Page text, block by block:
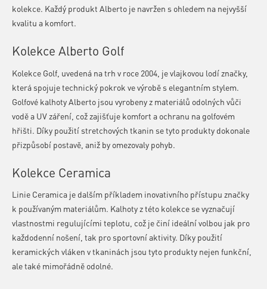
kolekce. Každý produkt Alberto je navržen s ohledem na nejvyšší
kvalitu a komfort.
Kolekce Alberto Golf
Kolekce Golf, uvedená na trh v roce 2004, je vlajkovou lodí značky,
která spojuje technický pokrok ve výrobě s elegantním stylem.
Golfové kalhoty Alberto jsou vyrobeny z materiálů odolných vůči
vodě a UV záření, což zajišťuje komfort a ochranu na golfovém
hřišti. Díky použití stretchových tkanin se tyto produkty dokonale
přizpůsobí postavě, aniž by omezovaly pohyb.
Kolekce Ceramica
Linie Ceramica je dalším příkladem inovativního přístupu značky
k používaným materiálům. Kalhoty z této kolekce se vyznačují
vlastnostmi regulujícími teplotu, což je činí ideální volbou jak pro
každodenní nošení, tak pro sportovní aktivity. Díky použití
keramických vláken v tkaninách jsou tyto produkty nejen funkční,
ale také mimořádně odolné.